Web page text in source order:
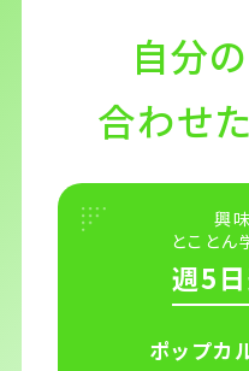
自分
合わせ
興
とこと
週5
ポップカ